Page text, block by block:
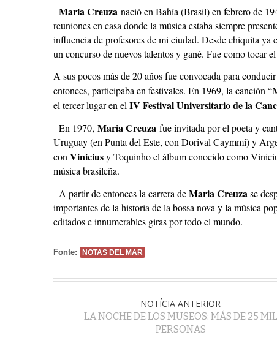
Maria Creuza nació en Bahía (Brasil) en febrero de
reuniones en casa donde la música estaba siempre
influencia de profesores de mi ciudad. Desde chiquita
un concurso de nuevos talentos y gané. Fue como tocar
A sus pocos más de 20 años fue convocada para
entonces, participaba en festivales. En 1969, la canción “
el tercer lugar en el IV Festival Universitario de la
En 1970, Maria Creuza fue invitada por el poeta y
Uruguay (en Punta del Este, con Dorival Caymmi) y
con Viniciusy Toquinho el álbum conocido como
música brasileña.
A partir de entonces la carrera deMaria Creuzase
importantes de la historia de la bossa nova y la música
editados e innumerables giras por todo el mundo.
Fonte: NOTAS DEL MAR
NOTÍCIA ANTERIOR
LA NOCHE DE LOS MUSEOS: MÁS DE 25 MIL
PERSONAS